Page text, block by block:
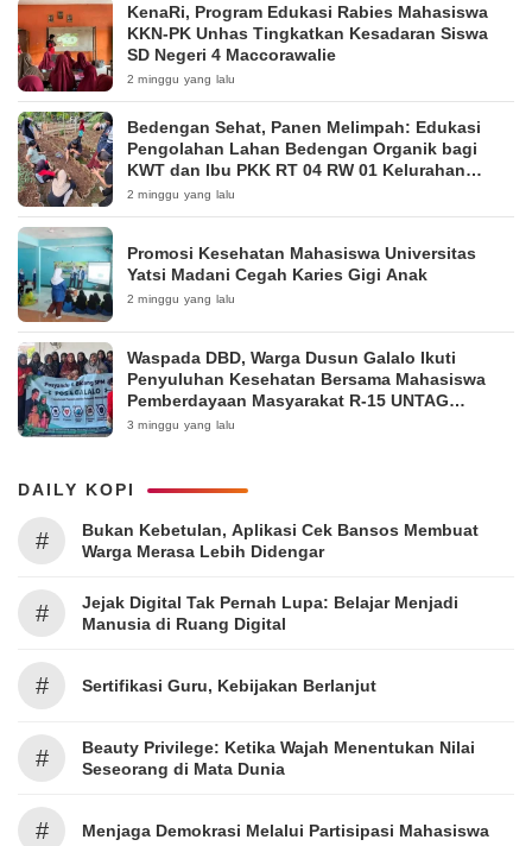
KenaRi, Program Edukasi Rabies Mahasiswa
KKN-PK Unhas Tingkatkan Kesadaran Siswa
SD Negeri 4 Maccorawalie
2 minggu yang lalu
Bedengan Sehat, Panen Melimpah: Edukasi
Pengolahan Lahan Bedengan Organik bagi
KWT dan Ibu PKK RT 04 RW 01 Kelurahan
Pakintelan
2 minggu yang lalu
Promosi Kesehatan Mahasiswa Universitas
Yatsi Madani Cegah Karies Gigi Anak
2 minggu yang lalu
Waspada DBD, Warga Dusun Galalo Ikuti
Penyuluhan Kesehatan Bersama Mahasiswa
Pemberdayaan Masyarakat R-15 UNTAG
Surabaya 2026
3 minggu yang lalu
DAILY KOPI
#
Bukan Kebetulan, Aplikasi Cek Bansos Membuat
Warga Merasa Lebih Didengar
#
Jejak Digital Tak Pernah Lupa: Belajar Menjadi
Manusia di Ruang Digital
# Sertifikasi Guru, Kebijakan Berlanjut
#
Beauty Privilege: Ketika Wajah Menentukan Nilai
Seseorang di Mata Dunia
# Menjaga Demokrasi Melalui Partisipasi Mahasiswa